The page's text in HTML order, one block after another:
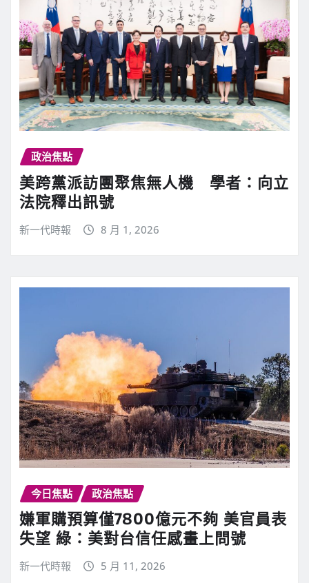
政治焦點
美跨黨派訪團聚焦無人機 學者：向立
法院釋出訊號
新一代時報 8 月 1, 2026
今日焦點 政治焦點
嫌軍購預算僅7800億元不夠 美官員表
失望 綠：美對台信任感畫上問號
新一代時報 5 月 11, 2026